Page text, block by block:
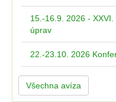
15.-16.9. 2026 -
úprav
22.-23.10. 2026
Všechna avíza